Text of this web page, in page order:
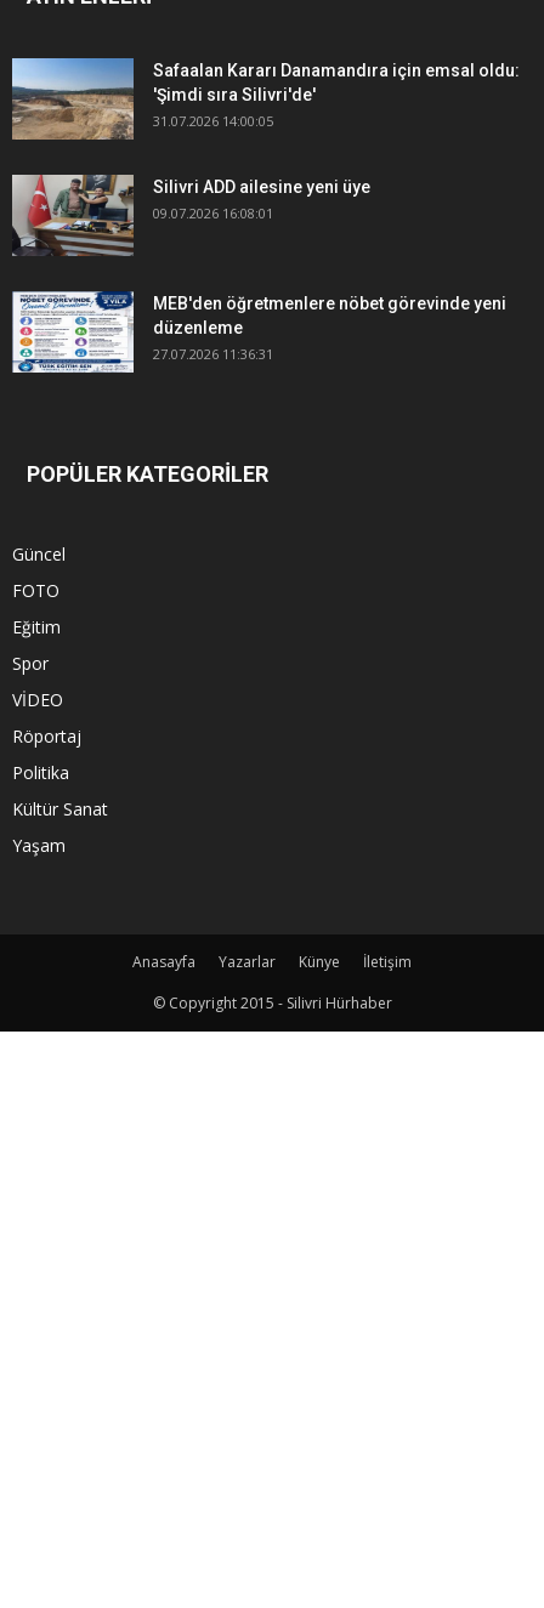
Safaalan Kararı Danamandıra için emsal oldu:
'Şimdi sıra Silivri'de'
31.07.2026 14:00:05
Silivri ADD ailesine yeni üye
09.07.2026 16:08:01
MEB'den öğretmenlere nöbet görevinde yeni
düzenleme
27.07.2026 11:36:31
POPÜLER KATEGORİLER
Güncel
FOTO
Eğitim
Spor
VİDEO
Röportaj
Politika
Kültür Sanat
Yaşam
Anasayfa Yazarlar Künye
İletişim
© Copyright 2015 - Silivri Hürhaber